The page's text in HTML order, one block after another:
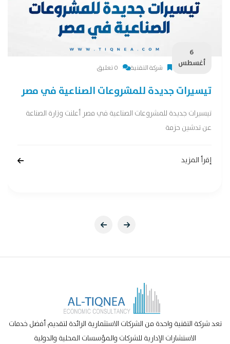
6
أغسطس
شركة التقنية 0 تعليق
تيسيرات جديدة للمشروعات الصناعية في مصر
تيسيرات جديدة للمشروعات الصناعية في مصر أعلنت وزارة الصناعة
عن تدشين حزمة
إقرأ المزيد
تعد شركة التقنية واحدة من الشركات الاستثمارية الرائدة لتقديم أفضل خدمات
الاستشارات الإدارية للشركات والمؤسسات المحلية والدولية